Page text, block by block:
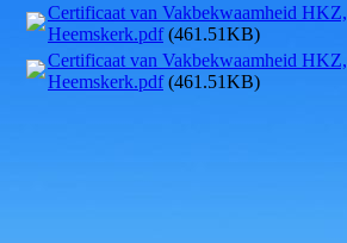
Certificaat van Vakbekwaamheid HKZ,
Heemskerk.pdf(461.51KB)
Certificaat van Vakbekwaamheid HKZ,
Heemskerk.pdf(461.51KB)